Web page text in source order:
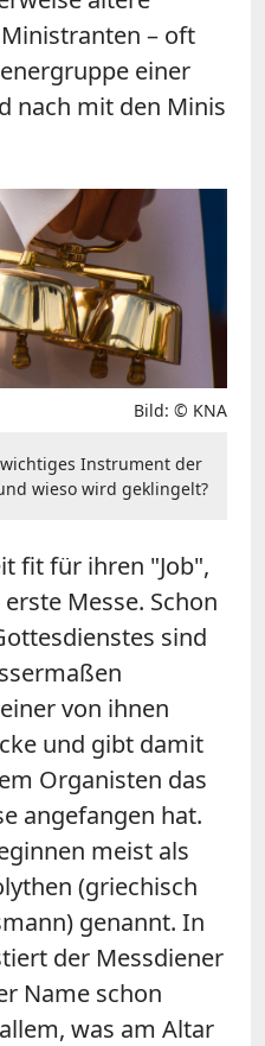
– oft
einer
nach mit den Minis
Bild: © KNA
Instrument der
wieso wird geklingelt?
fit für ihren "Job",
Messe. Schon
sind
von ihnen
und gibt damit
Organisten das
angefangen hat.
meist als
(griechisch
genannt. In
der Messdiener
Name schon
was am Altar